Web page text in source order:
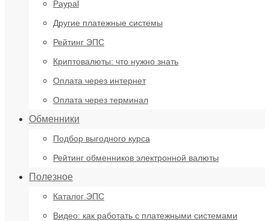
Paypal
Другие платежные системы
Рейтинг ЭПС
Криптовалюты: что нужно знать
Оплата через интернет
Оплата через терминал
Обменники
Подбор выгодного курса
Рейтинг обменников электронной валюты
Полезное
Каталог ЭПС
Видео: как работать с платежными системами